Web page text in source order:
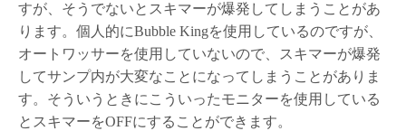
すが、そうでないとスキマーが爆発してしまうことがあ
ります。個人的にBubble Kingを使用しているのですが、
オートワッサーを使用していないので、スキマーが爆発
してサンプ内が大変なことになってしまうことがありま
す。そういうときにこういったモニターを使用している
とスキマーをOFFにすることができます。